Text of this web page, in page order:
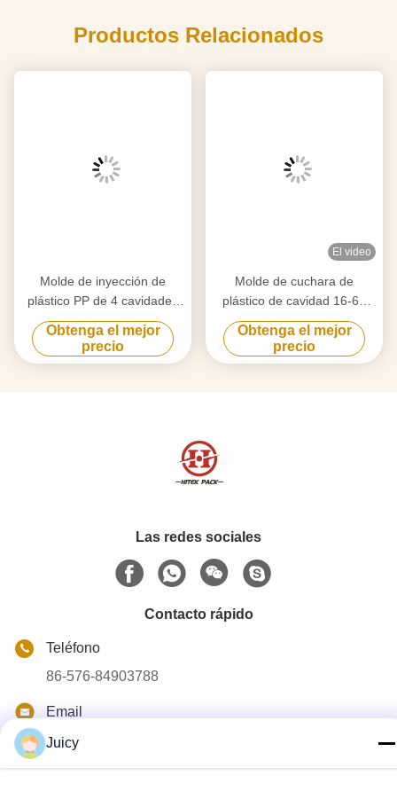
Productos Relacionados
Molde de inyección de
plástico PP de 4 cavidades
para envases de alimentos
de plástico de pared delgada
con tamaño personalizado
Obtenga el mejor
precio
El video
Molde de cuchara de
plástico de cavidad 16-64
personalizado con opción de
funcionamiento en caliente /
frío y acero S136 para
Obtenga el mejor
precio
Las redes sociales
Contacto rápido
Teléfono
86-576-84903788
Email
sales@hitek-pack.com
Dirección
Juicy